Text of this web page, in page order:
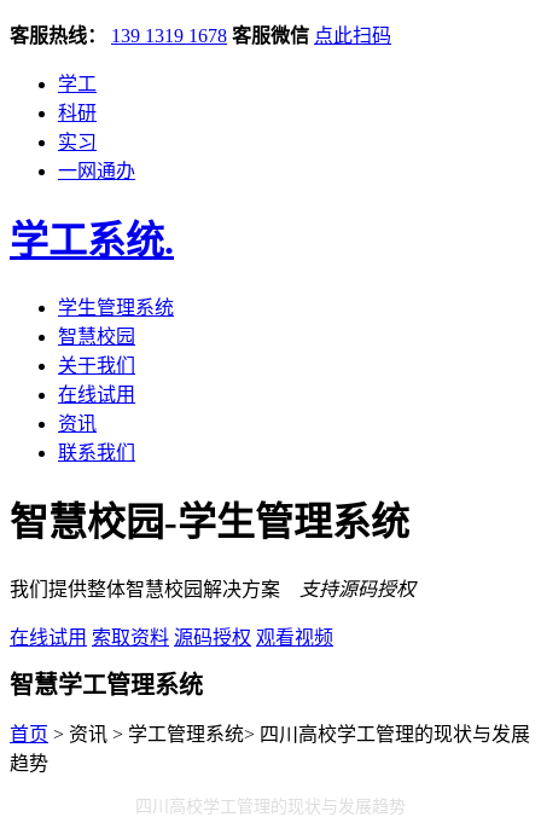
客服热线： 139 1319 1678 客服微信 点此扫码
学工
科研
实习
一网通办
学工系统.
学生管理系统
智慧校园
关于我们
在线试用
资讯
联系我们
智慧校园-学生管理系统
我们提供整体智慧校园解决方案 支持源码授权
在线试用 索取资料 源码授权 观看视频
智慧学工管理系统
首页 > 资讯 > 学工管理系统> 四川高校学工管理的现状与发展
趋势
四川高校学工管理的现状与发展趋势